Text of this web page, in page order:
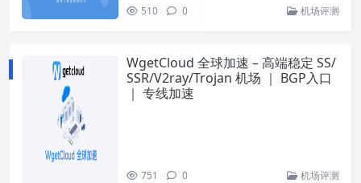
510 0 机场评测
WgetCloud 全球加速 – 高端稳定 SS/
SSR/V2ray/Trojan 机场 ｜ BGP入口
｜ 专线加速
751 0 机场评测